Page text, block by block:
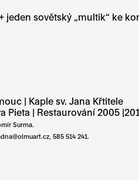
jeden sovětský „multik“ ke
| Kaple sv. Jana Křtitele
Pieta | Restaurování 2005
Surma.
585 514 241.